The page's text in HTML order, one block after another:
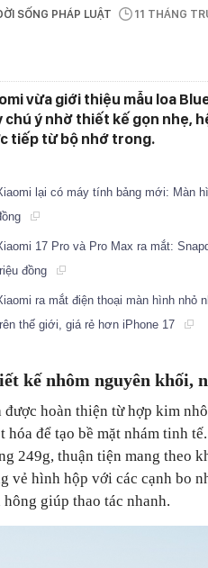
SỐNG PHÁP LUẬT 11 THÁNG
vừa giới thiệu mẫu loa
chú ý nhờ thiết kế gọn nhẹ,
tiếp từ bộ nhớ trong.
lại có máy tính bảng mới: Màn
17 Pro và Pro Max ra mắt:
đồng
ra mắt điện thoại màn hình nhỏ
thế giới, giá rẻ hơn iPhone 17
kế nhôm nguyên khối,
được hoàn thiện từ hợp kim
hóa để tạo bề mặt nhám tinh
249g, thuận tiện mang theo
vẻ hình hộp với các cạnh bo
hông giúp thao tác nhanh.